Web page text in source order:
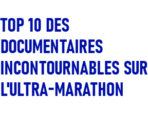
TOP 10 DES
DOCUMENTAIRES
INCONTOURNABLES SUR
L'ULTRA-MARATHON